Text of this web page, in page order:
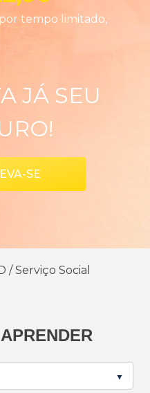
tempo limitado,
JÁ SEU
SE
/Serviço Social
APRENDER